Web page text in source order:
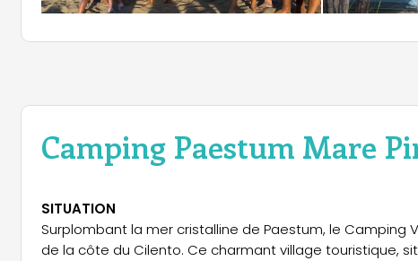
Camping Paestum Mare
SITUATION
Surplombant la mer cristalline de Paestum, le
de la côte du Cilento. Ce charmant village touristique,